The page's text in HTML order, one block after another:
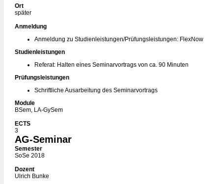
Ort
später
Anmeldung
Anmeldung zu Studienleistungen/Prüfungsleistungen: FlexNow
Studienleistungen
Referat: Halten eines Seminarvortrags von ca. 90 Minuten
Prüfungsleistungen
Schriftliche Ausarbeitung des Seminarvortrags
Module
BSem, LA-GySem
ECTS
3
AG-Seminar
Semester
SoSe 2018
Dozent
Ulrich Bunke